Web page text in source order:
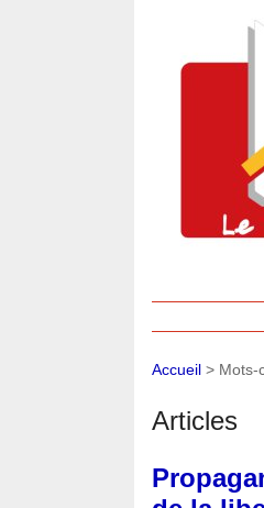
Accueil > Mots-
Articles